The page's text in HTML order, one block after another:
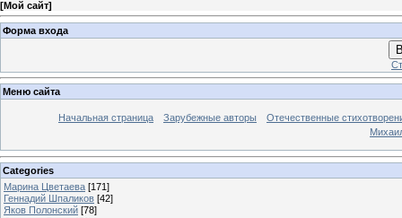
[Мой сайт]
Форма входа
Меню сайта
Начальная страница Зарубежные авторы
Отечественные
Categories
Марина Цветаева [171]
Геннадий Шпаликов [42]
Яков Полонский [78]